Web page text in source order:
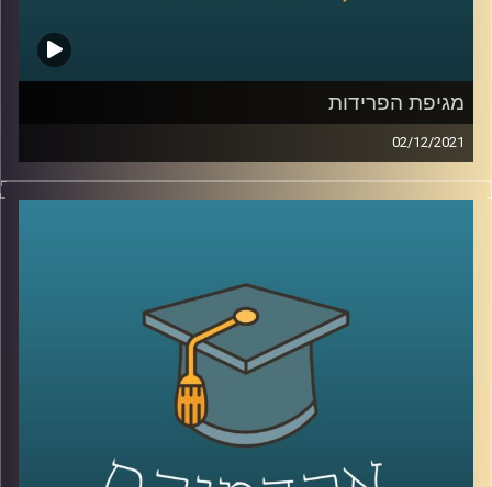
מגיפת הפרידות
02/12/2021
כל מי שתשאלו יספר לכם איך הקורונה השפיעה על תחומי חיו
השונים, באופן שמזמן חרג מהפן הבריאותי: הכלכלה, התיירות,
שיש תחום נוסף שהושפע מהקורונה ופחות מדברים עליו –
בפרק זה שוחחתי עם ד"ר אורי ליפשין, מרצה לפסיכולוגיה
אקזיסטנציאליסטית על ההשפעות של הקורונה על מערכת
היחסים הזוגית, למה הקורונה גרמה ל"מגיפת פרידות" ואיך זה